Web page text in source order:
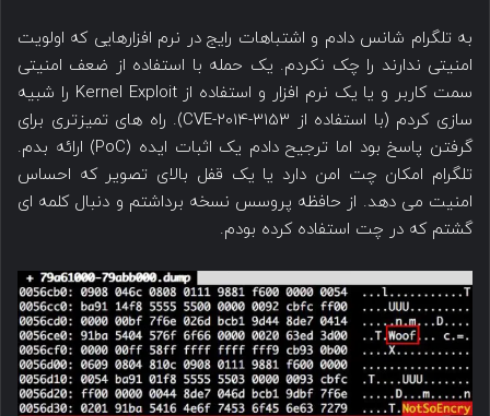
به تلگرام شانس دادم و اشتباهات رایج در نرم افزارهایی که اولویت
امنیتی ندارند را چک نکردم. یک حمله با استفاده از ضعف امنیتی
سمت کاربر و یا یک نرم افزار و استفاده از Kernel Exploit را شبیه
سازی کردم (با استفاده از CVE-2014-3153). راه های تمیزتری برای
گرفتن پاسخ بود اما ترجیح دادم یک اثبات ایده (PoC) ارائه بدم.
تلگرام امکان چت امن دارد یا یک قفل بالای تصویر که احساس
امنیت می دهد. از حافظه پروسس نسخه برداشتم و دنبال کلمه ای
گشتم که در چت استفاده کرده بودم.